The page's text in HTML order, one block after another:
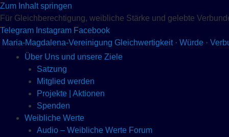
Zum Inhalt springen
Für Gleichberechtigung, weibliche Stärke und gelebte
Telegram Instagram Facebook
Maria-Magdalena-Vereinigung Gleichwertigkeit · Würde ·
Über Uns und unsere Ziele
Satzung
Mitglied werden
Projekte | Aktionen
Spenden
Weibliche Werte
Audio – Weibliche Werte Forum